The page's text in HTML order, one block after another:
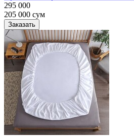
295 000
205 000 сум
Заказать